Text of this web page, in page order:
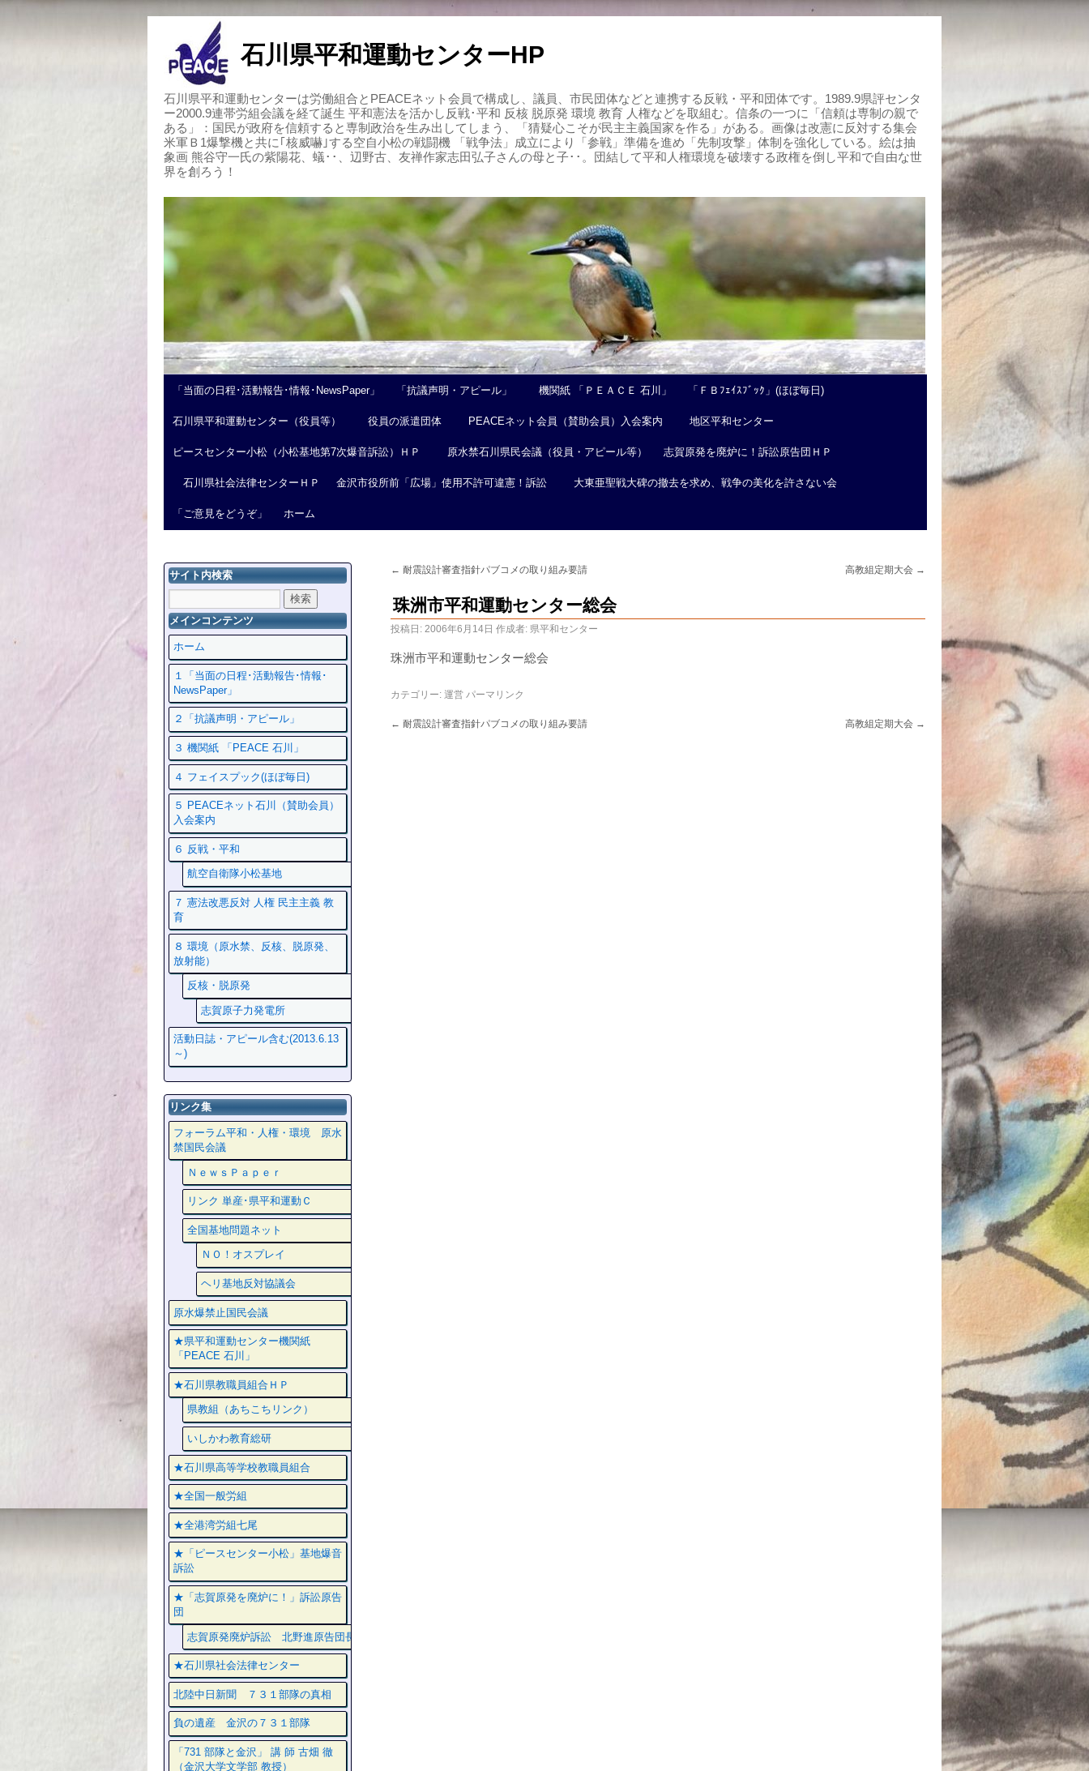
石川県平和運動センターHP
石川県平和運動センターは労働組合とPEACEネット会員で構成し、議員、市民団体などと連携する反戦・平和団体です。1989.9県評センタ
ー2000.9連帯労組会議を経て誕生 平和憲法を活かし反戦･平和 反核 脱原発 環境 教育 人権などを取組む。信条の一つに「信頼は専制の親で
ある」：国民が政府を信頼すると専制政治を生み出してしまう、「猜疑心こそが民主主義国家を作る」がある。画像は改憲に反対する集会
米軍Ｂ1爆撃機と共に｢核威嚇｣する空自小松の戦闘機 「戦争法」成立により「参戦」準備を進め「先制攻撃」体制を強化している。絵は抽
象画 熊谷守一氏の紫陽花、蟻･･、辺野古、友禅作家志田弘子さんの母と子･･。団結して平和人権環境を破壊する政権を倒し平和で自由な世
界を創ろう！
「当面の日程･活動報告･情報･NewsPaper」 「抗議声明・アピール」 機関紙 「ＰＥＡＣＥ 石川」 「ＦＢﾌｪｲｽﾌﾞｯｸ」(ほぼ毎日)
石川県平和運動センター（役員等） 役員の派遣団体 PEACEネット会員（賛助会員）入会案内 地区平和センター
ピースセンター小松（小松基地第7次爆音訴訟）ＨＰ 原水禁石川県民会議（役員・アピール等） 志賀原発を廃炉に！訴訟原告団ＨＰ
石川県社会法律センターＨＰ 金沢市役所前「広場」使用不許可違憲！訴訟 大東亜聖戦大碑の撤去を求め、戦争の美化を許さない会
「ご意見をどうぞ」 ホーム
← 耐震設計審査指針パブコメの取り組み要請 高教組定期大会 →
珠洲市平和運動センター総会
投稿日: 2006年6月14日 作成者: 県平和センター
珠洲市平和運動センター総会
カテゴリー: 運営 パーマリンク
← 耐震設計審査指針パブコメの取り組み要請 高教組定期大会 →
サイト内検索
メインコンテンツ
ホーム
１「当面の日程･活動報告･情報･
NewsPaper」
２「抗議声明・アピール」
３ 機関紙 「PEACE 石川」
４ フェイスプック(ほぼ毎日)
５ PEACEネット石川（賛助会員）
入会案内
６ 反戦・平和
航空自衛隊小松基地
７ 憲法改悪反対 人権 民主主義 教
育
８ 環境（原水禁、反核、脱原発、
放射能）
反核・脱原発
志賀原子力発電所
活動日誌・アピール含む(2013.6.13
～)
リンク集
フォーラム平和・人権・環境 原水
禁国民会議
ＮｅｗｓＰａｐｅｒ
リンク 単産･県平和運動Ｃ
全国基地問題ネット
ＮＯ！オスプレイ
ヘリ基地反対協議会
原水爆禁止国民会議
★県平和運動センター機関紙
「PEACE 石川」
★石川県教職員組合ＨＰ
県教組（あちこちリンク）
いしかわ教育総研
★石川県高等学校教職員組合
★全国一般労組
★全港湾労組七尾
★「ピースセンター小松」基地爆音
訴訟
★「志賀原発を廃炉に！」訴訟原告
団
志賀原発廃炉訴訟 北野進原告団長
★石川県社会法律センター
北陸中日新聞 ７３１部隊の真相
負の遺産 金沢の７３１部隊
「731 部隊と金沢」 講 師 古畑 徹
（金沢大学文学部 教授）